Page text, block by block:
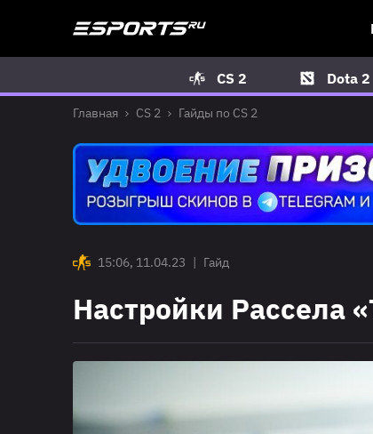
CS 2 Dota 2
Главная CS 2 Гайды по CS 2
15:06, 11.04.23 | Гайд
Настройки Рассела